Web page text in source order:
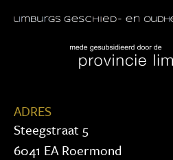
ADRES
Steegstraat 5
6041 EA Roermond